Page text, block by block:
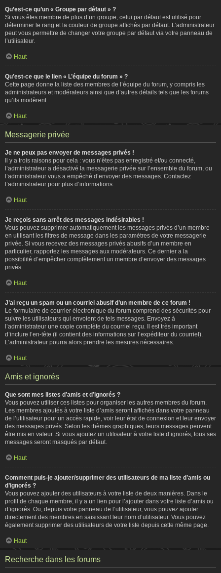
Qu’est-ce qu’un « Groupe par défaut » ?
Si vous êtes membre de plus d’un groupe, celui par défaut est utilisé pour
déterminer le rang et la couleur de groupe affichés par défaut. L’administrateur
peut vous permettre de changer votre groupe par défaut via votre panneau de
l’utilisateur.
Haut
Qu’est-ce que le lien « L’équipe du forum » ?
Cette page donne la liste des membres de l’équipe du forum, y compris les
administrateurs et modérateurs ainsi que d’autres détails tels que les forums
qu’ils modèrent.
Haut
Messagerie privée
Je ne peux pas envoyer de messages privés !
Il y a trois raisons pour cela : vous n’êtes pas enregistré et/ou connecté,
l’administrateur a désactivé la messagerie privée sur l’ensemble du forum, ou
l’administrateur vous a empêché d’envoyer des messages. Contactez
l’administrateur pour plus d’informations.
Haut
Je reçois sans arrêt des messages indésirables !
Vous pouvez supprimer automatiquement les messages privés d’un membre
en utilisant les filtres de message dans les paramètres de votre messagerie
privée. Si vous recevez des messages privés abusifs d’un membre en
particulier, rapportez les messages aux modérateurs. Ce dernier a la
possibilité d’empêcher complètement un membre d’envoyer des messages
privés.
Haut
J’ai reçu un spam ou un courriel abusif d’un membre de ce forum !
Le formulaire de courrier électronique du forum comprend des sécurités pour
suivre les utilisateurs qui envoient de tels messages. Envoyez à
l’administrateur une copie complète du courriel reçu. Il est très important
d’inclure l’en-tête (il contient des informations sur l’expéditeur du courriel).
L’administrateur pourra alors prendre les mesures nécessaires.
Haut
Amis et ignorés
Que sont mes listes d’amis et d’ignorés ?
Vous pouvez utiliser ces listes pour organiser les autres membres du forum.
Les membres ajoutés à votre liste d’amis seront affichés dans votre panneau
de l’utilisateur pour un accès rapide, voir leur état de connexion et leur envoyer
des messages privés. Selon les thèmes graphiques, leurs messages peuvent
être mis en valeur. Si vous ajoutez un utilisateur à votre liste d’ignorés, tous ses
messages seront masqués par défaut.
Haut
Comment puis-je ajouter/supprimer des utilisateurs de ma liste d’amis ou
d’ignorés ?
Vous pouvez ajouter des utilisateurs à votre liste de deux manières. Dans le
profil de chaque membre, il y a un lien pour l’ajouter dans votre liste d’amis ou
d’ignorés. Ou, depuis votre panneau de l’utilisateur, vous pouvez ajouter
directement des membres en saisissant leur nom d’utilisateur. Vous pouvez
également supprimer des utilisateurs de votre liste depuis cette même page.
Haut
Recherche dans les forums